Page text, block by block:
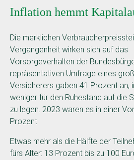
Inflation hemmt
Die merklichen
Vergangenheit wirken sich auf das
Vorsorgeverhalten der
repräsentativen Umfrage eines
Versicherers gaben 41 Prozent an,
weniger für den Ruhestand auf die
zu legen. 2023 waren es in einer
Prozent.
Etwas mehr als die Hälfte der
fürs Alter: 13 Prozent bis zu 100